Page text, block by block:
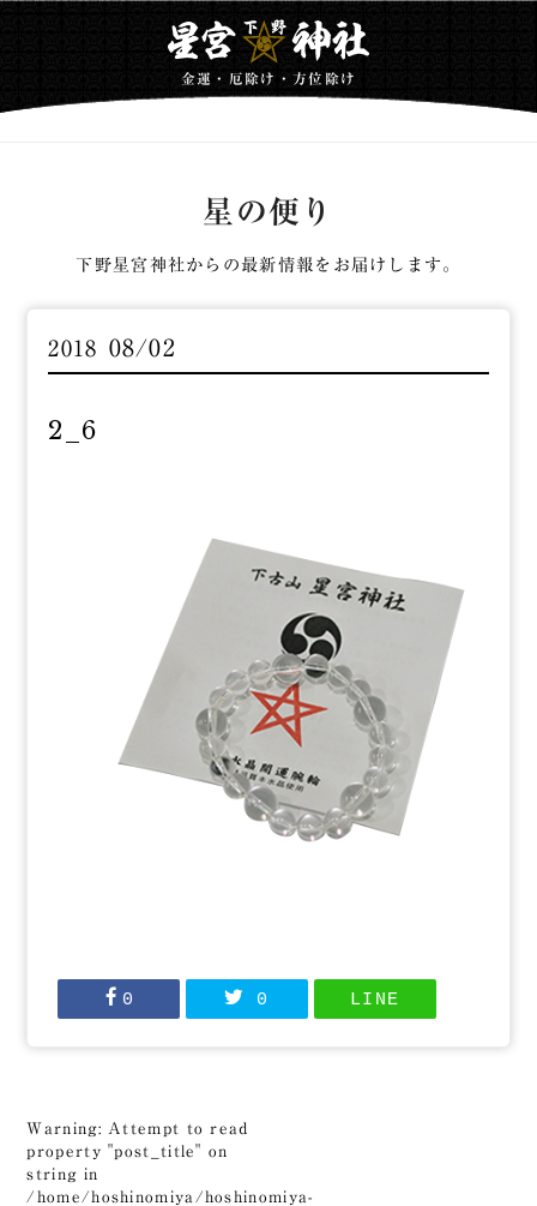
金運・厄除け・方位除け
星の便り
下野星宮神社からの最新情報をお届けします。
2018 08/02
2_6
0 0 LINE
Warning: Attempt to read
property "post_title" on
string in
/home/hoshinomiya/hoshinomiya-